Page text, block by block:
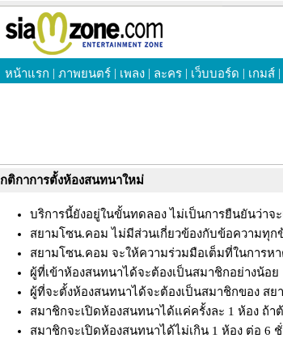
หน้าแรก | ภาพยนตร์| เพลง| ละคร| เว็บบอร์ด | เกมส์|
กติกาการตั้งห้องสนทนาใหม่
บริการนี้ยังอยู่ในขั้นทดลอง ไม่เป็นการยืนยันว่าจ
สยามโซน.คอม ไม่มีส่วนเกี่ยวข้องกับข้อความทุ
สยามโซน.คอม จะให้ความร่วมมือเต็มที่ในการห
ผู้ที่เข้าห้องสนทนาได้จะต้องเป็นสมาชิกอย่างน้อย
ผู้ที่จะตั้งห้องสนทนาได้จะต้องเป็นสมาชิกของ สย
สมาชิกจะเปิดห้องสนทนาได้แค่ครั้งละ 1 ห้อง ถ้า
สมาชิกจะเปิดห้องสนทนาได้ไม่เกิน 1 ห้อง ต่อ 6 ชั่